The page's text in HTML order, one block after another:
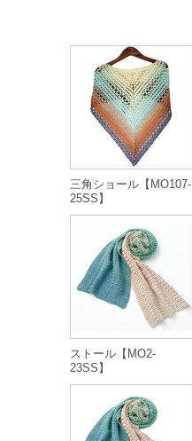
三角ショール【MO107-
25SS】
ストール【MO2-
23SS】